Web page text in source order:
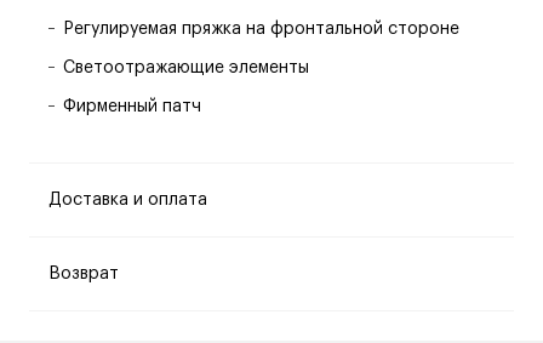
Регулируемая пряжка на фронтальной стороне
Светоотражающие элементы
Фирменный патч
Доставка и оплата
Возврат